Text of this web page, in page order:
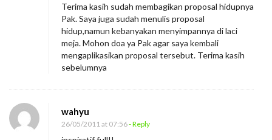
Terima kasih sudah membagikan proposal hidupnya
Pak. Saya juga sudah menulis proposal
hidup,namun kebanyakan menyimpannya di laci
meja. Mohon doa ya Pak agar saya kembali
mengaplikasikan proposal tersebut. Terima kasih
sebelumnya
wahyu
26/05/2011 at 07:56- Reply